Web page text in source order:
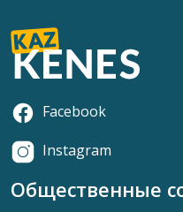
Facebook
Instagram
Общественные